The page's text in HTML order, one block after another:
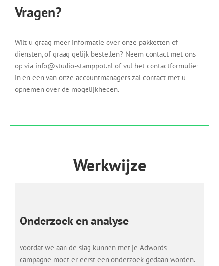
Vragen?
Wilt u graag meer informatie over onze pakketten of
diensten, of graag gelijk bestellen? Neem contact met ons
op via info@studio-stamppot.nl of vul het contactformulier
in en een van onze accountmanagers zal contact met u
opnemen over de mogelijkheden.
Werkwijze
Onderzoek en analyse
voordat we aan de slag kunnen met je Adwords
campagne moet er eerst een onderzoek gedaan worden.